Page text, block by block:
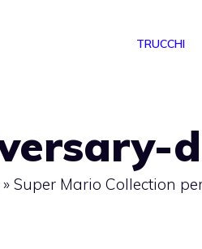
TRUCCHI
» Super Mario Collection